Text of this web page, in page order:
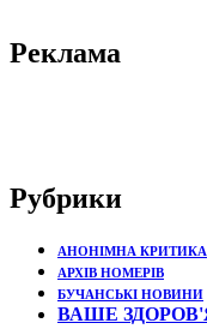
Реклама
Рубрики
АНОНІМНА КРИТИКА
АРХІВ НОМЕРІВ
БУЧАНСЬКІ НОВИНИ
ВАШЕ